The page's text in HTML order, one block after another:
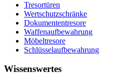
Tresortüren
Wertschutzschränke
Dokumententresore
Waffenaufbewahrung
Möbeltresore
Schlüsselaufbewahrung
Wissenswertes